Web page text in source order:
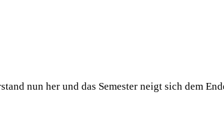
nun her und das Semester neigt sich dem